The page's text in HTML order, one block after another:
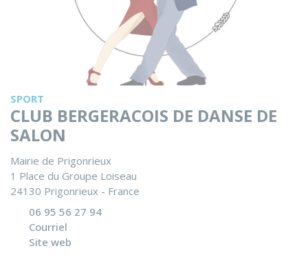
SPORT
CLUB BERGERACOIS DE DANSE DE
SALON
Mairie de Prigonrieux
1 Place du Groupe Loiseau
24130 Prigonrieux - France
06 95 56 27 94
Courriel
Site web